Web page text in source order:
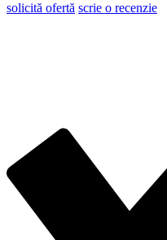
solicită ofertă scrie o recenzie